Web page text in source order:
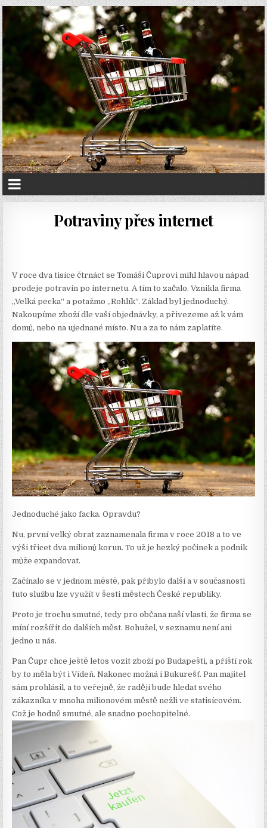
Potraviny přes internet
V roce dva tisíce čtrnáct se Tomáši Čuprovi mihl hlavou nápad
prodeje potravin po internetu. A tím to začalo. Vznikla firma
„Velká pecka“ a potažmo „Rohlík“. Základ byl jednoduchý.
Nakoupíme zboží dle vaší objednávky, a přivezeme až k vám
domů, nebo na ujednané místo. Nu a za to nám zaplatíte.
Jednoduché jako facka. Opravdu?
Nu, první velký obrat zaznamenala firma v roce 2018 a to ve
výši třicet dva milionů korun. To už je hezký počinek a podnik
může expandovat.
Začínalo se v jednom městě, pak přibylo další a v současnosti
tuto službu lze využít v šesti městech České republiky.
Proto je trochu smutné, tedy pro občana naší vlasti, že firma se
míní rozšířit do dalších měst. Bohužel, v seznamu není ani
jedno u nás.
Pan Čupr chce ještě letos vozit zboží po Budapešti, a příští rok
by to měla být i Vídeň. Nakonec možná i Bukurešť. Pan majitel
sám prohlásil, a to veřejně, že raději bude hledat svého
zákazníka v mnoha milionovém městě nežli ve statisícovém.
Což je hodně smutné, ale snadno pochopitelné.